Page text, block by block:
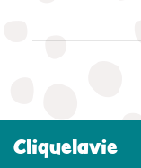
Cliquelavie